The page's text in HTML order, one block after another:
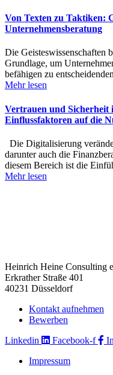
Von Texten zu Taktiken:
Unternehmensberatung
Die Geisteswissenschaften
Grundlage, um
befähigen zu
Mehr lesen
Vertrauen und Sicherheit
Einflussfaktoren auf die
Die Digitalisierung
darunter auch die
diesem Bereich ist die
Mehr lesen
Heinrich Heine Consulting
Erkrather Straße 401
40231 Düsseldorf
Kontakt aufnehmen
Bewerben
Linkedin
Facebook-f
Impressum